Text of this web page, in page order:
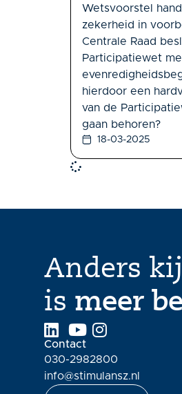
Wetsvoorstel
zekerheid in
Centrale Raad
Participatiewet
hierdoor een
van de
gaan behoren?
18-03-2025
Anders
is meer
Contact
030-2982800
info@stimulansz.nl